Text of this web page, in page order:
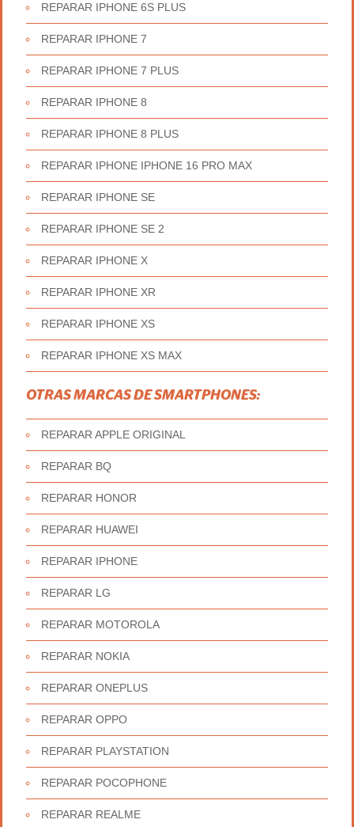
REPARAR IPHONE 6S PLUS
REPARAR IPHONE 7
REPARAR IPHONE 7 PLUS
REPARAR IPHONE 8
REPARAR IPHONE 8 PLUS
REPARAR IPHONE IPHONE 16 PRO MAX
REPARAR IPHONE SE
REPARAR IPHONE SE 2
REPARAR IPHONE X
REPARAR IPHONE XR
REPARAR IPHONE XS
REPARAR IPHONE XS MAX
OTRAS MARCAS DE SMARTPHONES:
REPARAR APPLE ORIGINAL
REPARAR BQ
REPARAR HONOR
REPARAR HUAWEI
REPARAR IPHONE
REPARAR LG
REPARAR MOTOROLA
REPARAR NOKIA
REPARAR ONEPLUS
REPARAR OPPO
REPARAR PLAYSTATION
REPARAR POCOPHONE
REPARAR REALME